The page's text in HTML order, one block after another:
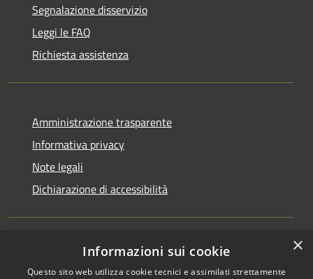
Segnalazione disservizio
Leggi le FAQ
Richiesta assistenza
Amministrazione trasparente
Informativa privacy
Note legali
Dichiarazione di accessibilità
Copyright © 2026 • Comune di
Rocchetta Sant'Antonio •
×
Informazioni sui cookie
Questo sito web utilizza cookie tecnici e assimilati strettamente